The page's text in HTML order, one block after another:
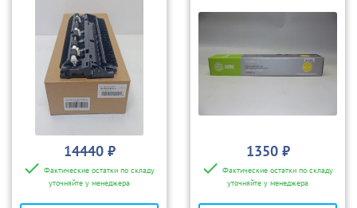
550
14440 ₽
Фактические остатки по складу
уточняйте у менеджера
1350 ₽
Фактические остатки по складу
уточняйте у менеджера